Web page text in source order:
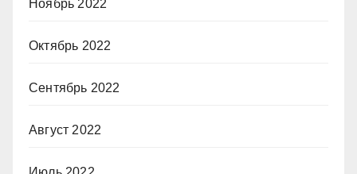
Ноябрь 2022
Октябрь 2022
Сентябрь 2022
Август 2022